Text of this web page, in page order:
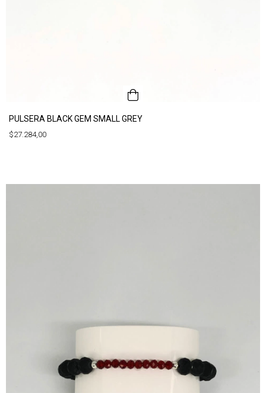
PULSERA BLACK GEM SMALL GREY
$27.284,00